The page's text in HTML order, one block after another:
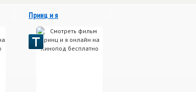
Принц и я